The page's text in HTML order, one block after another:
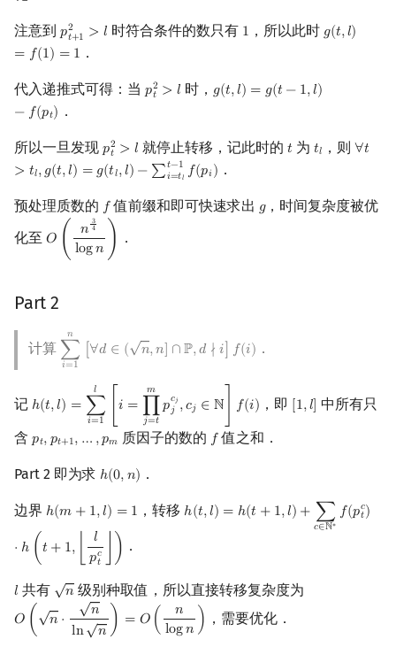
注意到 𝑝2
𝑡+1 > 𝑙
pt+1 2> l 时符合条件的数只有 1
1 ，所以此时 𝑔(𝑡,𝑙)
= 𝑓(1) = 1
g(t,l)=
．
代入递推式可得：当 𝑝2
𝑡 > 𝑙
pt 2> l 时， 𝑔(𝑡,𝑙) = 𝑔(𝑡 − 1,𝑙)
− 𝑓(𝑝𝑡)
g(t,l)= g( t−1,l )− f(pt)
．
所以一旦发现 𝑝2
𝑡 > 𝑙
pt 2> l 就停止转移，记此时的𝑡
t 为 𝑡𝑙
tl ，则∀𝑡
> 𝑡𝑙,𝑔(𝑡,𝑙) = 𝑔(𝑡𝑙,𝑙) − ∑𝑡−1
𝑖=𝑡𝑙 𝑓(𝑝𝑖)
∀t
．
预处理质数的 𝑓
f 值前缀和即可快速求出 𝑔
g，时间复杂度被优
化至 𝑂 ( 𝑛 3
4
log𝑛 )
O( n 34logn ) ．
Part 2
计算
𝑛
∑
𝑖=1
[∀𝑑 ∈ (
√
𝑛,𝑛] ∩ℙ,𝑑 ∤ 𝑖] 𝑓(𝑖)
∑i 1 n[∀ d∈(n,n] ∩ ,d ∤i ]f( i) ．
记 ℎ(𝑡,𝑙) =
𝑙
∑
𝑖=1
[𝑖 =
𝑚
∏
𝑗=𝑡
𝑝𝑐𝑗
𝑗 ,𝑐𝑗 ∈ ℕ 𝑓(𝑖)
h(t,l)= ∑i= 1l i ∏ =t jcj,cj∈ N f( ，即 [1,𝑙]
1,l] 中所有只
含 𝑝𝑡,𝑝𝑡+1, … ,𝑝𝑚
pt,pt+1, …, pm 质因子的数的 𝑓
f 值之和．
Part 2 即为求 ℎ(0,𝑛)
h(0, n) ．
边界 ℎ(𝑚 + 1,𝑙) = 1
h(m+1, l)=1 ，转移 ℎ(𝑡,𝑙) = ℎ(𝑡 + 1,𝑙) + ∑
𝑐∈ℕ∗
𝑓(𝑝𝑐
𝑡)
⋅ ℎ ( 𝑡 + 1,
𝑙
𝑝𝑐
𝑡
)
h(t,l)= h( +1,l )+∑c∈N∗ f(p t c)⋅h(t
．
𝑙l 共有 √
𝑛
n 级别种取值，所以直接转移复杂度为
𝑂 (
√
𝑛 ⋅
√
𝑛
ln
√
𝑛
) = 𝑂 (
𝑛
log𝑛 )
O( n ⋅nln n )=O(nlog n) ，需要优化．